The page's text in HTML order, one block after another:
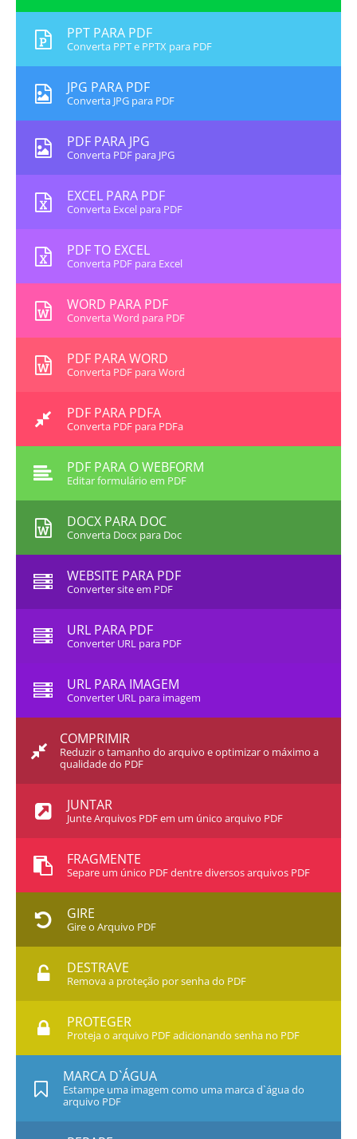
PPT PARA PDF
Converta PPT e PPTX para PDF
JPG PARA PDF
Converta JPG para PDF
PDF PARA JPG
Converta PDF para JPG
EXCEL PARA PDF
Converta Excel para PDF
PDF TO EXCEL
Converta PDF para Excel
WORD PARA PDF
Converta Word para PDF
PDF PARA WORD
Converta PDF para Word
PDF PARA PDFA
Converta PDF para PDFa
PDF PARA O WEBFORM
Editar formulário em PDF
DOCX PARA DOC
Converta Docx para Doc
WEBSITE PARA PDF
Converter site em PDF
URL PARA PDF
Converter URL para PDF
URL PARA IMAGEM
Converter URL para imagem
COMPRIMIR
Reduzir o tamanho do arquivo e optimizar o máximo a
qualidade do PDF
JUNTAR
Junte Arquivos PDF em um único arquivo PDF
FRAGMENTE
Separe um único PDF dentre diversos arquivos PDF
GIRE
Gire o Arquivo PDF
DESTRAVE
Remova a proteção por senha do PDF
PROTEGER
Proteja o arquivo PDF adicionando senha no PDF
MARCA D`ÁGUA
Estampe uma imagem como uma marca d`água do
arquivo PDF